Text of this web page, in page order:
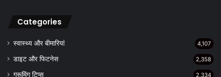
Categories
स्वास्थ्य और बीमारियां 4,107
डाइट और फिटनेस 2,358
ग्रूमिंग टिप्स 2,334